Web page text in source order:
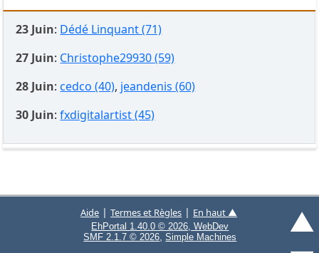
23 Juin: Dédé Linquant (71)
27 Juin: Christophe29930 (59)
28 Juin:cedco (40), jeandenis (60)
30 Juin:fxdigitalartist (45)
▲
Aide |Termes et Règles | En haut ▲
EhPortal 1.40.0 © 2026, WebDev
SMF 2.1.7 © 2026 ,Simple Machines